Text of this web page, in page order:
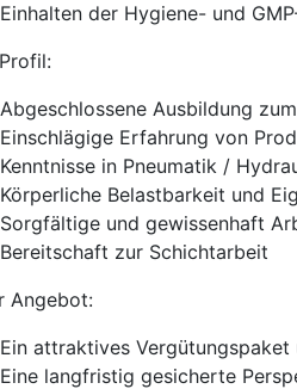
Einhalten der Hygiene- und
Abgeschlossene Ausbildung
Einschlägige Erfahrung von
Kenntnisse in Pneumatik /
Körperliche Belastbarkeit und
Sorgfältige und gewissenhaft
Bereitschaft zur Schichtarbeit
Angebot:
Ein attraktives Vergütungspaket
Eine langfristig gesicherte